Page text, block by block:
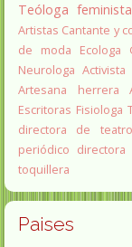
Teóloga feminista
Artistas Cantante y
de moda
Ecologa
Neurologa
Artesana herrera
Escritoras Fisiologa
directora de
periódico
toquillera
Paises